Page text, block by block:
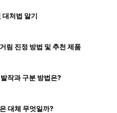
대처법 알기
림 진정 방법 및 추천 제품
작과 구분 방법은?
대체 무엇일까?